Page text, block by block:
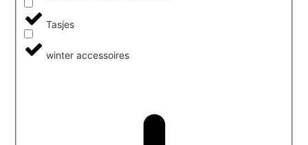
Tasjes
winter accessoires